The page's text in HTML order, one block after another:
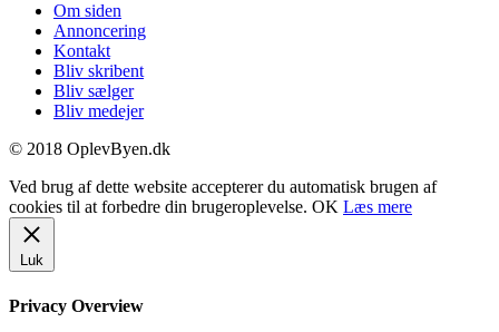
Om siden
Annoncering
Kontakt
Bliv skribent
Bliv sælger
Bliv medejer
© 2018 OplevByen.dk
Ved brug af dette website accepterer du automatisk brugen af
cookies til at forbedre din brugeroplevelse. OK Læs mere
Luk
Privacy Overview